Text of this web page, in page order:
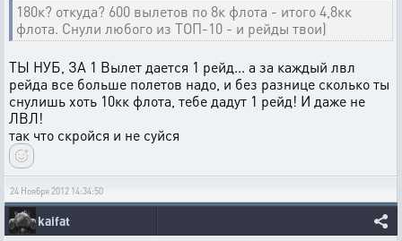
180к? откуда? 600 вылетов по 8к флота - итого 4,8кк
флота. Снули любого из ТОП-10 - и рейды твои)
ТЫ НУБ, ЗА 1 Вылет дается 1 рейд... а за каждый лвл
рейда все больше полетов надо, и без разнице сколько ты
снулишь хоть 10кк флота, тебе дадут 1 рейд! И даже не
ЛВЛ!
так что скройся и не суйся
24 Ноября 2012 14:34:50
kaifat